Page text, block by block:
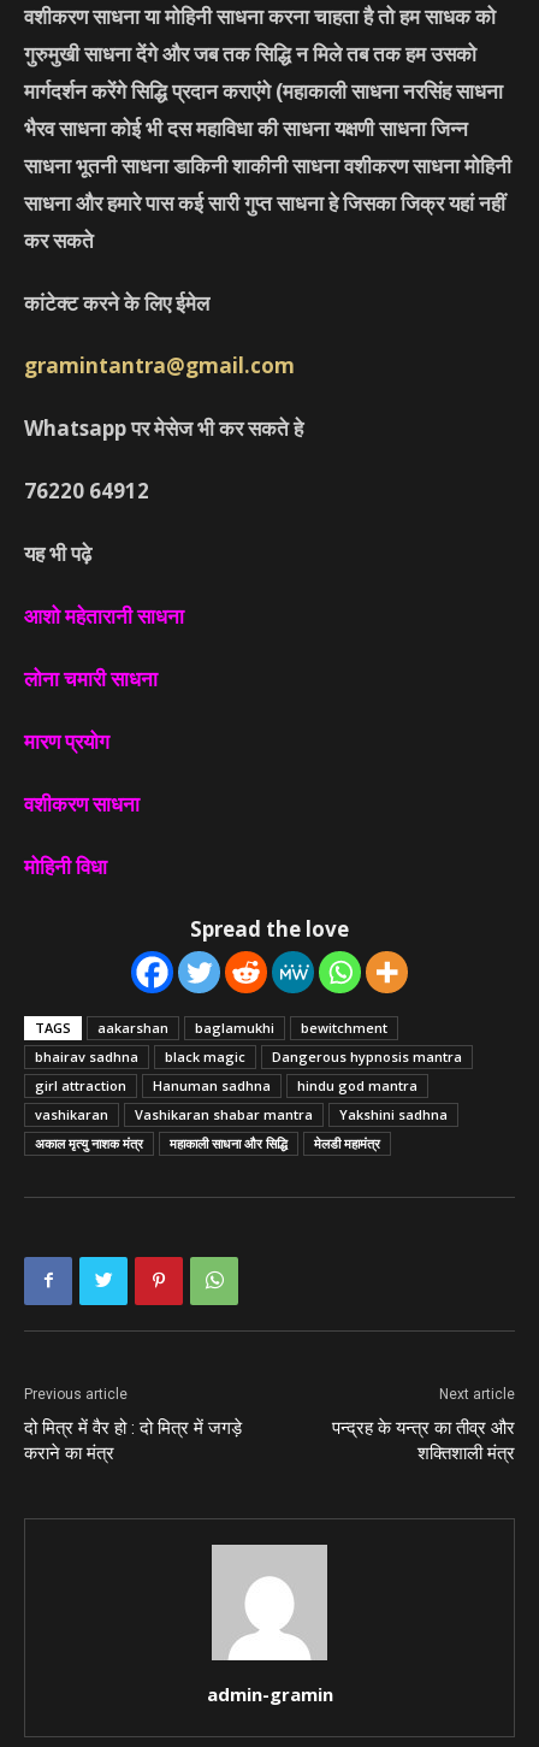
वशीकरण साधना या मोहिनी साधना करना चाहता है तो हम साधक को
गुरुमुखी साधना देंगे और जब तक सिद्धि न मिले तब तक हम उसको
मार्गदर्शन करेंगे सिद्धि प्रदान कराएंगे (महाकाली साधना नरसिंह साधना
भैरव साधना कोई भी दस महाविधा की साधना यक्षणी साधना जिन्न
साधना भूतनी साधना डाकिनी शाकीनी साधना वशीकरण साधना मोहिनी
साधना और हमारे पास कई सारी गुप्त साधना हे जिसका जिक्र यहां नहीं
कर सकते
कांटेक्ट करने के लिए ईमेल
gramintantra@gmail.com
Whatsapp पर मेसेज भी कर सकते हे
76220 64912
यह भी पढ़े
आशो महेतारानी साधना
लोना चमारी साधना
मारण प्रयोग
वशीकरण साधना
मोहिनी विधा
Spread the love
TAGS aakarshan baglamukhi
bewitchment
bhairav sadhna
black magic
Dangerous hypnosis mantra
girl attraction
Hanuman sadhna
hindu god mantra
vashikaran
Vashikaran shabar mantra
Yakshini sadhna
अकाल मृत्यु नाशक मंत्र
महाकाली साधना और सिद्धि मेलडी महामंत्र
Previous article
दो मित्र में वैर हो : दो मित्र में जगड़े
कराने का मंत्र
Next article
पन्द्रह के यन्त्र का तीव्र और
शक्तिशाली मंत्र
admin-gramin